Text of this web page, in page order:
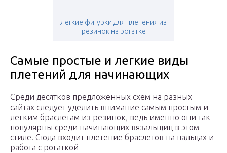
Легкие фигурки для плетения из
резинок на рогатке
Самые простые и легкие виды
плетений для начинающих
Среди десятков предложенных схем на разных
сайтах следует уделить внимание самым простым и
легким браслетам из резинок, ведь именно они так
популярны среди начинающих вязальщиц в этом
стиле. Сюда входит плетение браслетов на пальцах и
работа с рогаткой